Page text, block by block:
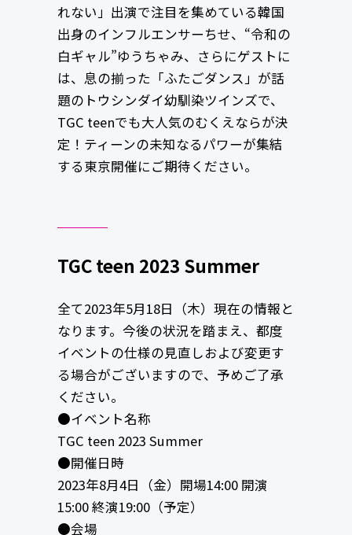
れない」出演で注目を集めている韓国
出身のインフルエンサーちせ、“令和の
白ギャル”ゆうちゃみ、さらにゲストに
は、息の揃った「ふたごダンス」が話
題のトウシンダイ幼馴染ツインズで、
TGC teenでも大人気のむくえならが決
定！ティーンの未知なるパワーが集結
する東京開催にご期待ください。
TGC teen 2023 Summer
全て2023年5月18日（木）現在の情報と
なります。今後の状況を踏まえ、都度
イベントの仕様の見直しおよび変更す
る場合がございますので、予めご了承
ください。
●イベント名称
TGC teen 2023 Summer
●開催日時
2023年8月4日（金）開場14:00 開演
15:00 終演19:00（予定）
●会場